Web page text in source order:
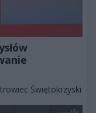
Świętokrzyski